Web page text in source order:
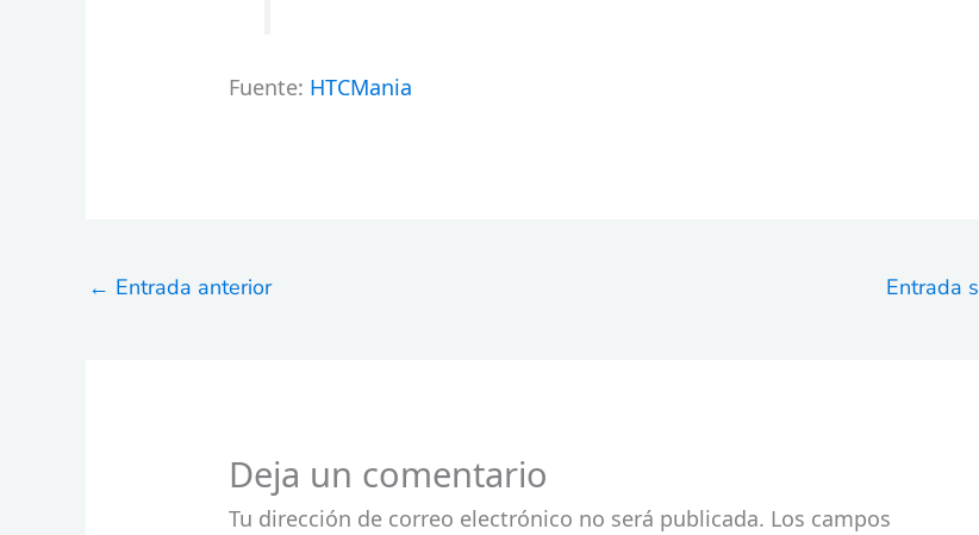
Fuente: HTCMania
← Entrada anterior Entrada
Deja un comentario
Tu dirección de correo electrónico no será publicada. Los campos